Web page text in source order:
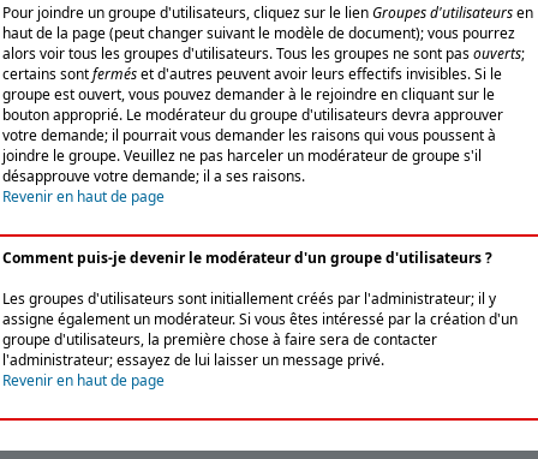
Pour joindre un groupe d'utilisateurs, cliquez sur le lienGroupes d'utilisateursen
haut de la page (peut changer suivant le modèle de document); vous pourrez
alors voir tous les groupes d'utilisateurs. Tous les groupes ne sont pasouverts;
certains sontferméset d'autres peuvent avoir leurs effectifs invisibles. Si le
groupe est ouvert, vous pouvez demander à le rejoindre en cliquant sur le
bouton approprié. Le modérateur du groupe d'utilisateurs devra approuver
votre demande; il pourrait vous demander les raisons qui vous poussent à
joindre le groupe. Veuillez ne pas harceler un modérateur de groupe s'il
désapprouve votre demande; il a ses raisons.
Revenir en haut de page
Comment puis-je devenir le modérateur d'un groupe d'utilisateurs ?
Les groupes d'utilisateurs sont initiallement créés par l'administrateur; il y
assigne également un modérateur. Si vous êtes intéressé par la création d'un
groupe d'utilisateurs, la première chose à faire sera de contacter
l'administrateur; essayez de lui laisser un message privé.
Revenir en haut de page